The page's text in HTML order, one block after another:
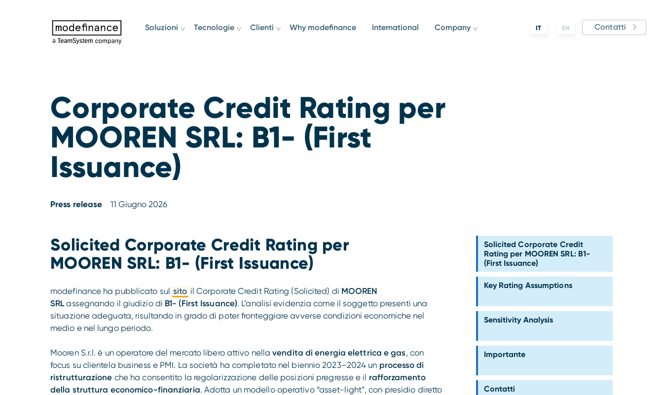
IT EN Contatti
Soluzioni Tecnologie Clienti Why modefinance International Company
Corporate Credit Rating per
MOOREN SRL: B1- (First
Issuance)
Press release 11 Giugno 2026
Solicited Corporate Credit Rating per
MOOREN SRL: B1- (First Issuance)
modefinance ha pubblicato sul sito il Corporate Credit Rating (Solicited) di MOOREN
SRLassegnando il giudizio di B1- (First Issuance). L’analisi evidenzia come il soggetto presenti una
situazione adeguata, risultando in grado di poter fronteggiare avverse condizioni economiche nel
medio e nel lungo periodo.
Mooren S.r.l. è un operatore del mercato libero attivo nellavendita di energia elettrica e gas, con
focus su clientela business e PMI. La società ha completato nel biennio 2023–2024 un processo di
ristrutturazione che ha consentito la regolarizzazione delle posizioni pregresse e il rafforzamento
della struttura economico-finanziaria. Adotta un modello operativo “asset-light”, con presidio diretto
Solicited Corporate Credit
Rating per MOOREN SRL: B1-
(First Issuance)
Key Rating Assumptions
Sensitivity Analysis
Importante
Contatti